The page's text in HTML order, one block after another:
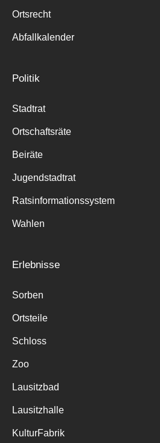
Ortsrecht
Abfallkalender
Politik
Stadtrat
Ortschaftsräte
Beiräte
Jugendstadtrat
Ratsinformationssystem
Wahlen
Erlebnisse
Sorben
Ortsteile
Schloss
Zoo
Lausitzbad
Lausitzhalle
KulturFabrik